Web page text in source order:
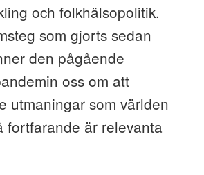
och folkhälsopolitik.
som gjorts sedan
den pågående
oss om att
utmaningar som världen
fortfarande är relevanta